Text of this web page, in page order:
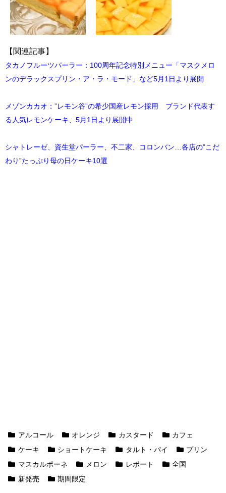
【関連記事】
タカノフルーツパーラー：100周年記念特別メニュー「マスクメロ
ンのデラックスプリン・ア・ラ・モード」など5月1日より展開
メゾンカカオ：”レモン谷”の希少国産レモン採用 ブランド代表す
る人気レモンケーキ、5月1日より展開中
シャトレーゼ、資生堂パーラー、不二家、コロンバン…各店の”こだ
わり”たっぷり母の日ケーキ10選
アルコール オレンジ カスタード
カフェ
ケーキ
ショートケーキ タルト・パイ
プリン
マスカルポーネ
メロン レポート
全国
新発売
期間限定